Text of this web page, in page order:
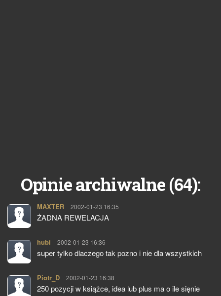
Opinie archiwalne (64):
MAXTER pisze:
2002-01-23 16:35
ŻADNA REWELACJA
hubi pisze:
2002-01-23 16:36
super tylko dlaczego tak pozno i nie dla wszystkich
Piotr_D pisze:
2002-01-23 16:38
250 pozycji w książce, idea lub plus ma o ile sięnie